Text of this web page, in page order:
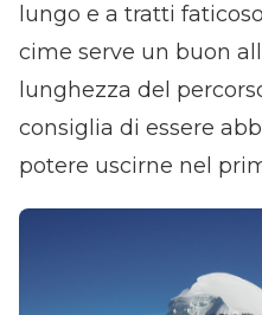
lungo e a tratti
cime serve un buon
lunghezza del
consiglia di essere
potere uscirne nel